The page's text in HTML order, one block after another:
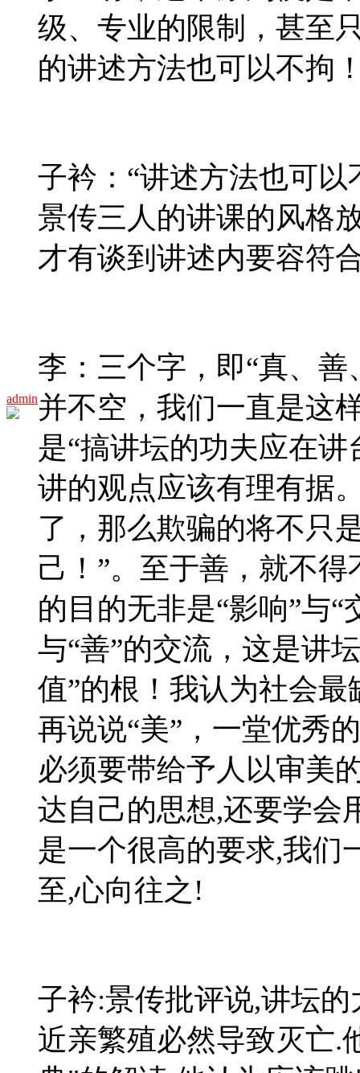
admin
级、专业的限制，甚至
的讲述方法也可以不拘
子衿：“讲述方法也可
景传三人的讲课的风格
才有谈到讲述内要容符
李：三个字，即“真、
并不空，我们一直是这
是“搞讲坛的功夫应在
讲的观点应该有理有据
了，那么欺骗的将不只
己！”。至于善，就不
的目的无非是“影响”与
与“善”的交流，这是讲
值”的根！我认为社会
再说说“美”，一堂优秀
必须要带给予人以审美
达自己的思想,还要学会
是一个很高的要求,我们
至,心向往之 !
子衿:景传批评说,讲坛
近亲繁殖必然导致灭亡.